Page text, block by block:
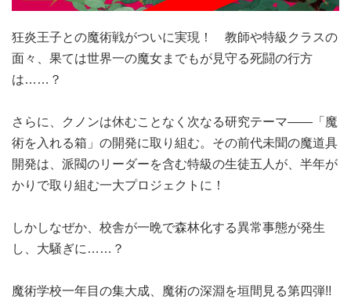
狂炎王子との魔術戦がついに実現！ 教師や特級クラスの
面々、果ては世界一の魔女までもが見守る死闘の行方
は……？
さらに、クノンは休むことなく次なる研究テーマ――「魔
術を入れる箱」の開発に取り組む。その前代未聞の魔道具
開発は、派閥のリーダーを含む特級の生徒五人が、半年が
かりで取り組む一大プロジェクトに！
しかしなぜか、校舎が一晩で森林化する異常事態が発生
し、大騒ぎに……？
魔術学校一年目の集大成、魔術の深淵を垣間見る第四弾!!